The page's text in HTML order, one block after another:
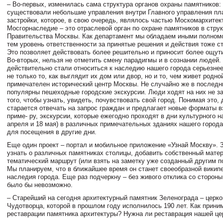
– Во-первых, изменилась сама структура органов охраны
существовали небольшие управления внутри Главного управления
застройки, которое, в свою очередь, являлось частью
Мосгорнаследие – это отраслевой орган по охране памятников в
Правительства Москвы. Как департамент мы обладаем иными
тем уровень ответственности за принятые решения и действия тоже
Это позволяет действовать более решительно и приносит более
Во-вторых, нельзя не отметить смену парадигмы и в сознании людей.
действительно стали относиться к наследию нашего города
не только то, как выглядит их дом или двор, но и то, чем живет
примечателен исторический центр Москвы. Не случайно же в
популярны пешеходные городские экскурсии. Люди ходят на них не
того, чтобы узнать, увидеть, почувствовать свой город. Понимая это,
старается отвечать на запрос граждан и предлагает новые форматы
приме- ру, экскурсии, которые ежегодно проходят в дни культурного
апреля и 18 мая) в различных примечательных зданиях нашего
для посещения в другие дни.
Еще один проект – портал и мобильное приложение «Узнай Москву».
узнать о различных памятниках столицы, добавить собственный
тематический маршрут (или взять на заметку уже созданный другим
Мы планируем, что в ближайшее время он станет своеобразной
наследия города. Еще раз подчеркну – без живого отклика со
было бы невозможно.
– Старейший на сегодня архитектурный памятник Зеленограда –
Чудотворца, которой в прошлом году исполнилось 190 лет. Как
реставрации памятника архитектуры? Нужна ли реставрация нашей